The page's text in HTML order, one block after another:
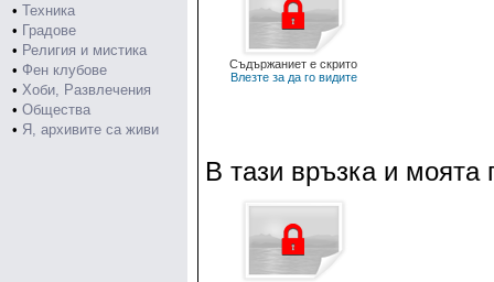
• Техника
• Градове
• Религия и мистика
• Фен клубове
• Хоби, Развлечения
• Общества
• Я, архивите са живи
Съдържаниет е скрито
Влезте за да го видите
В тази връзка и моята